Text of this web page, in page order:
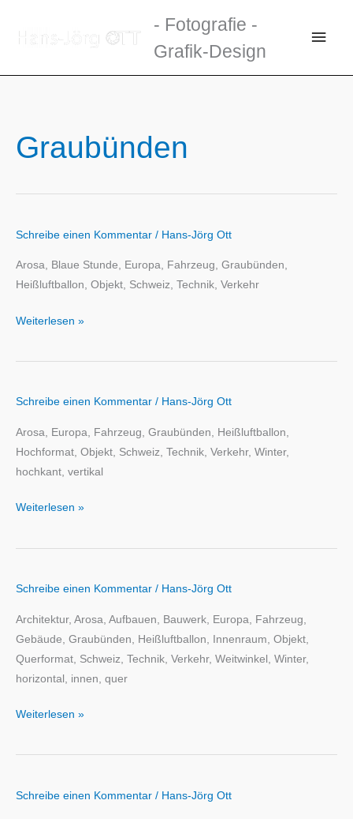
Inhalt
- Fotografie -
Grafik-Design
Graubünden
Schreibe einen Kommentar / Hans-Jörg Ott
Arosa, Blaue Stunde, Europa, Fahrzeug, Graubünden,
Heißluftballon, Objekt, Schweiz, Technik, Verkehr
Weiterlesen »
Schreibe einen Kommentar / Hans-Jörg Ott
Arosa, Europa, Fahrzeug, Graubünden, Heißluftballon,
Hochformat, Objekt, Schweiz, Technik, Verkehr, Winter,
hochkant, vertikal
Weiterlesen »
Schreibe einen Kommentar / Hans-Jörg Ott
Architektur, Arosa, Aufbauen, Bauwerk, Europa, Fahrzeug,
Gebäude, Graubünden, Heißluftballon, Innenraum, Objekt,
Querformat, Schweiz, Technik, Verkehr, Weitwinkel, Winter,
horizontal, innen, quer
Weiterlesen »
Schreibe einen Kommentar / Hans-Jörg Ott